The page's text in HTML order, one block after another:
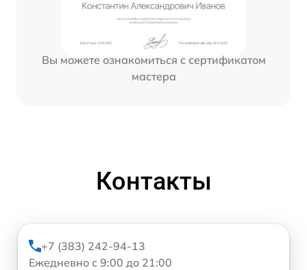
Вы можете ознакомиться с сертификатом
мастера
Контакты
+7 (383) 242-94-13
Ежедневно с 9:00 до 21:00